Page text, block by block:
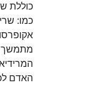
כוללת
כמו:
מתמשך
האדם